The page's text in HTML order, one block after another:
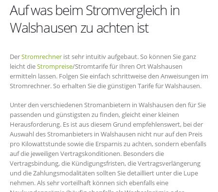
Auf was beim Stromvergleich in
Walshausen zu achten ist
DerStromrechner ist sehr intuitiv aufgebaut. So können Sie ganz
leicht dieStrompreise/Stromtarife für Ihren Ort Walshausen
ermitteln lassen. Folgen Sie einfach schrittweise den Anweisungen im
Stromrechner. So erhalten Sie die günstigen Tarife für Walshausen.
Unter den verschiedenen Stromanbietern in Walshausen den für Sie
passenden und günstigsten zu finden, gleicht einer kleinen
Herausforderung. Es ist aus diesem Grund empfehlenswert, bei der
Auswahl des Stromanbieters in Walshausen nicht nur auf den Preis
pro Kilowattstunde sowie die Ersparnis zu achten, sondern ebenfalls
auf die jeweiligen Vertragskonditionen. Besonders die
Vertragsbindung, die Kündigungsfristen, die Vertragsverlängerung
und die Zahlungsmodalitäten sollten Sie detailliert unter die Lupe
nehmen. Als sehr vorteilhaft können sich ebenfalls eine